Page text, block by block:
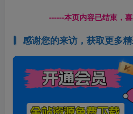
------本页内容已结束，
感谢您的来访，获取更多精